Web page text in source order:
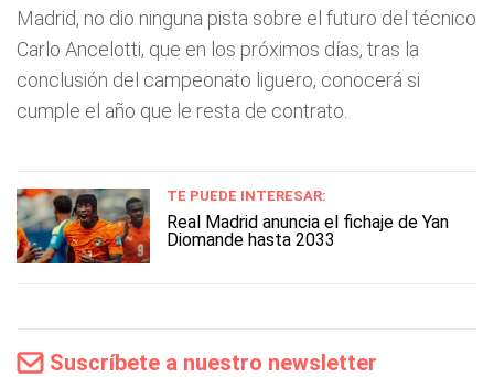
Madrid, no dio ninguna pista sobre el futuro del técnico
Carlo Ancelotti, que en los próximos días, tras la
conclusión del campeonato liguero, conocerá si
cumple el año que le resta de contrato.
TE PUEDE INTERESAR:
Real Madrid anuncia el fichaje de Yan
Diomande hasta 2033
Suscríbete a nuestro newsletter